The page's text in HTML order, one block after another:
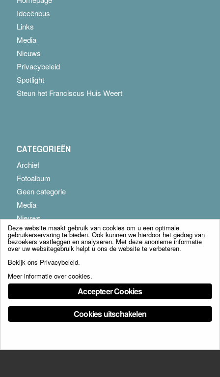
Ideeënbus
Links
Media
Nieuws
Privacybeleid
Spotlight
Steun het Franciscus Huis Weert
CATEGORIEËN
Archief
Fotoalbum
Geen categorie
Media
Nieuws
© Copyright - Franciscus Huis Weert B.V. - webdesign:
Deze website maakt gebruik van cookies om u een optimale
gebruikerservaring te bieden. Ook kunnen we hierdoor het gedrag van
bezoekers vastleggen en analyseren. Met deze anonieme informatie
over uw websitegebruik helpt u ons de website te verbeteren.
Bekijk ons Privacybeleid.
Meer informatie over cookies.
Accepteer Cookies
Cookies uitschakelen